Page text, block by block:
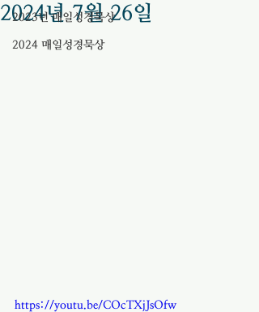
2023년 매일성경묵상
2024 매일성경묵상
2024년 7월 26일
https://youtu.be/COcTXjJsOfw